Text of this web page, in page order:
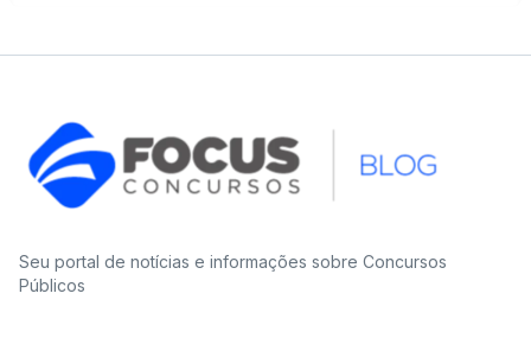
Seu portal de notícias e informações sobre Concursos
Públicos